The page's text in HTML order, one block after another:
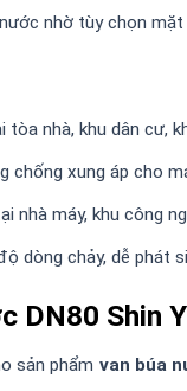
nhờ tùy chọn mặt
nhà, khu dân cư,
chống xung áp cho
nhà máy, khu công
dòng chảy, dễ phát
DN80 Shin
sản phẩm van búa